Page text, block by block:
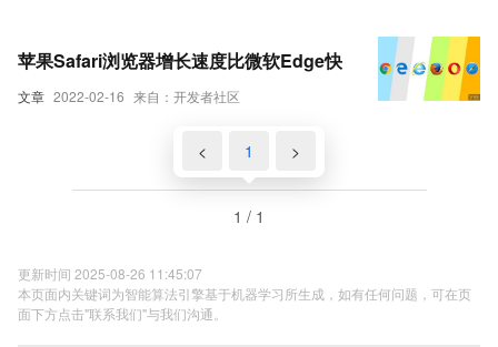
文章 2022-02-16 来自：开发者社区
苹果Safari浏览器增长速度比微软Edge快
< 1 >
1 / 1
更新时间 2025-08-26 11:45:07
本页面内关键词为智能算法引擎基于机器学习所生成，如有任何问题，可在页
面下方点击"联系我们"与我们沟通。